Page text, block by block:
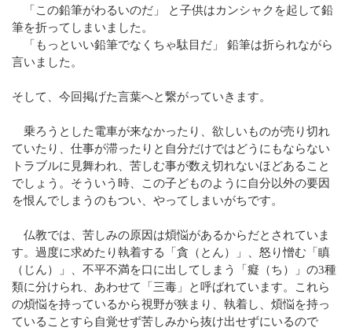
「この鉛筆がわるいのだ」 と子供はカンシャクを起して鉛
筆を折ってしまいました。
「もっといい鉛筆でなくちゃ駄目だ」 鉛筆は折られながら
言いました。
そして、今回掲げた言葉へと繋がっていきます。
乗ろうとした電車が来なかったり、欲しいものが売り切れ
ていたり、仕事が滞ったりと自分だけではどうにもならない
トラブルに見舞われ、苦しむ事が数え切れないほどあること
でしょう。そういう時、この子どものように自分以外の要因
を恨んでしまうのもつい、やってしまいがちです。
仏教では、苦しみの原因は煩悩があるからだとされていま
す。過度に求めたり執着する「貪（とん）」、怒り憎む「瞋
（じん）」、不平不満を口に出してしまう「癡（ち）」の3種
類に分けられ、あわせて「三毒」と呼ばれています。これら
の煩悩を持っているから視野が狭まり、執着し、煩悩を持っ
ていることすら自覚せず苦しみから抜け出せずにいるので